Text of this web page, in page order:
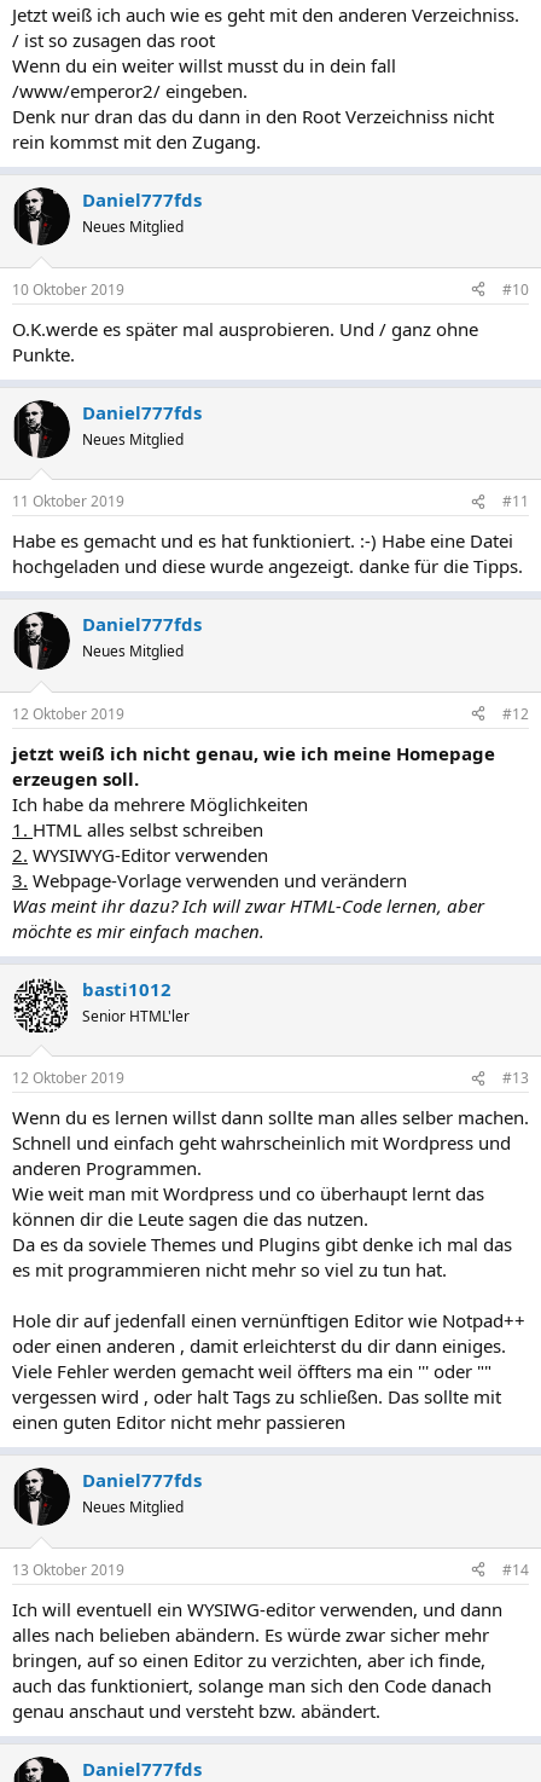
Jetzt weiß ich auch wie es geht mit den anderen Verzeichniss.
/ ist so zusagen das root
Wenn du ein weiter willst musst du in dein fall
/www/emperor2/ eingeben.
Denk nur dran das du dann in den Root Verzeichniss nicht
rein kommst mit den Zugang.
Daniel777fds
Neues Mitglied
10 Oktober 2019 #10
O.K.werde es später mal ausprobieren. Und / ganz ohne
Punkte.
Daniel777fds
Neues Mitglied
11 Oktober 2019 #11
Habe es gemacht und es hat funktioniert. :-) Habe eine Datei
hochgeladen und diese wurde angezeigt. danke für die Tipps.
Daniel777fds
Neues Mitglied
12 Oktober 2019 #12
jetzt weiß ich nicht genau, wie ich meine Homepage
erzeugen soll.
Ich habe da mehrere Möglichkeiten
1. HTML alles selbst schreiben
2. WYSIWYG-Editor verwenden
3. Webpage-Vorlage verwenden und verändern
Was meint ihr dazu? Ich will zwar HTML-Code lernen, aber
möchte es mir einfach machen.
basti1012
Senior HTML'ler
12 Oktober 2019 #13
Wenn du es lernen willst dann sollte man alles selber machen.
Schnell und einfach geht wahrscheinlich mit Wordpress und
anderen Programmen.
Wie weit man mit Wordpress und co überhaupt lernt das
können dir die Leute sagen die das nutzen.
Da es da soviele Themes und Plugins gibt denke ich mal das
es mit programmieren nicht mehr so viel zu tun hat.
Hole dir auf jedenfall einen vernünftigen Editor wie Notpad++
oder einen anderen , damit erleichterst du dir dann einiges.
Viele Fehler werden gemacht weil öffters ma ein ''' oder ""
vergessen wird , oder halt Tags zu schließen. Das sollte mit
einen guten Editor nicht mehr passieren
Daniel777fds
Neues Mitglied
13 Oktober 2019 #14
Ich will eventuell ein WYSIWG-editor verwenden, und dann
alles nach belieben abändern. Es würde zwar sicher mehr
bringen, auf so einen Editor zu verzichten, aber ich finde,
auch das funktioniert, solange man sich den Code danach
genau anschaut und versteht bzw. abändert.
Daniel777fds